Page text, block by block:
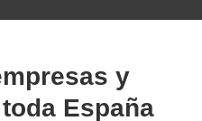
y
España